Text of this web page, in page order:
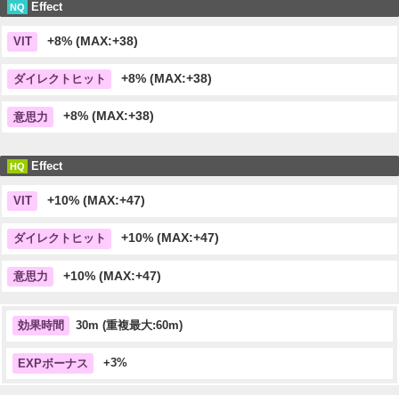
NQ Effect
VIT +8% (MAX:+38)
ダイレクトヒット +8% (MAX:+38)
意思力 +8% (MAX:+38)
HQ Effect
VIT +10% (MAX:+47)
ダイレクトヒット +10% (MAX:+47)
意思力 +10% (MAX:+47)
効果時間 30m (重複最大:60m)
EXPボーナス +3%